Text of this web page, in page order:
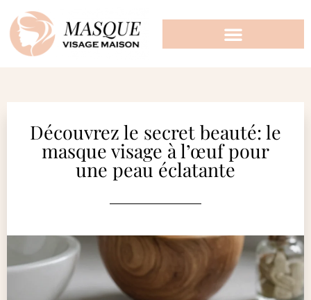
Découvrez le secret beauté: le
masque visage à l’œuf pour
une peau éclatante